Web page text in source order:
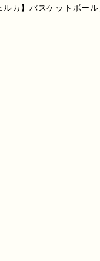
ルカ】バスケットボー